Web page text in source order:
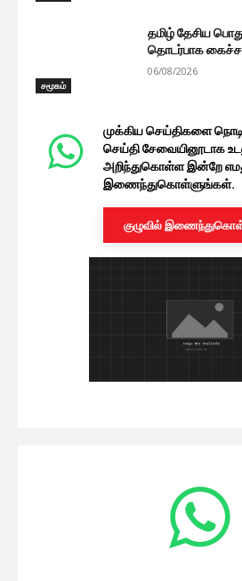
சமூகம்
தமிழ் தேசிய
தொடர்பாக
06/08/2026
முக்கிய செய்திகளை
செய்தி சேவையினூடாக
அறிந்துகொள்ள இன்றே
இணைந்துகொள்ளுங்கள்.
குழுவில்